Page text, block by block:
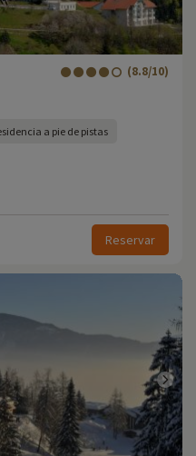
(8.8/10)
a pie de pistas
Reservar